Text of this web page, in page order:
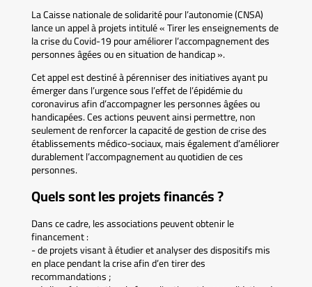
La Caisse nationale de solidarité pour l’autonomie (CNSA)
lance un appel à projets intitulé « Tirer les enseignements de
la crise du Covid-19 pour améliorer l’accompagnement des
personnes âgées ou en situation de handicap ».
Cet appel est destiné à pérenniser des initiatives ayant pu
émerger dans l’urgence sous l’effet de l’épidémie du
coronavirus afin d’accompagner les personnes âgées ou
handicapées. Ces actions peuvent ainsi permettre, non
seulement de renforcer la capacité de gestion de crise des
établissements médico-sociaux, mais également d’améliorer
durablement l’accompagnement au quotidien de ces
personnes.
Quels sont les projets financés ?
Dans ce cadre, les associations peuvent obtenir le
financement :
- de projets visant à étudier et analyser des dispositifs mis
en place pendant la crise afin d’en tirer des
recommandations ;